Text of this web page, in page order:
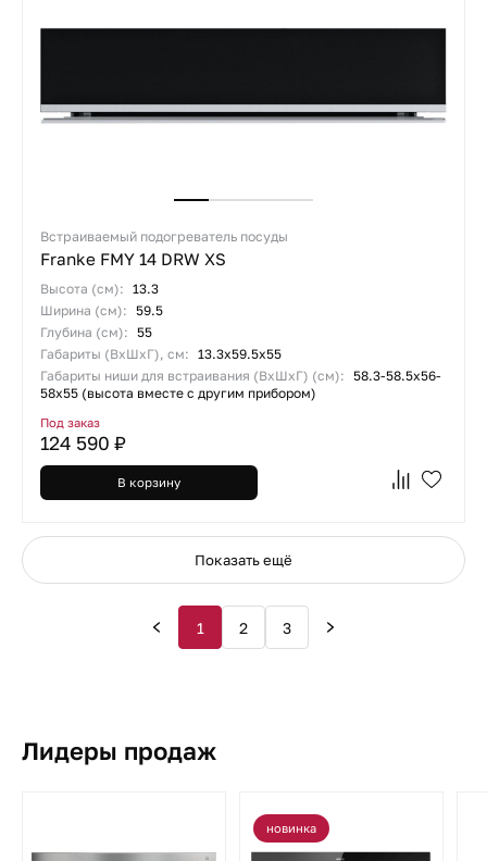
Встраиваемый подогреватель посуды
Franke FMY 14 DRW XS
Высота (см): 13.3
Ширина (см): 59.5
Глубина (см): 55
Габариты (ВхШхГ), см: 13.3х59.5х55
Габариты ниши для встраивания (ВхШхГ) (см): 58.3-58.5х56-
58х55 (высота вместе с другим прибором)
Под заказ
124 590 ₽
В корзину
Показать ещё
1 2 3
Лидеры продаж
новинка